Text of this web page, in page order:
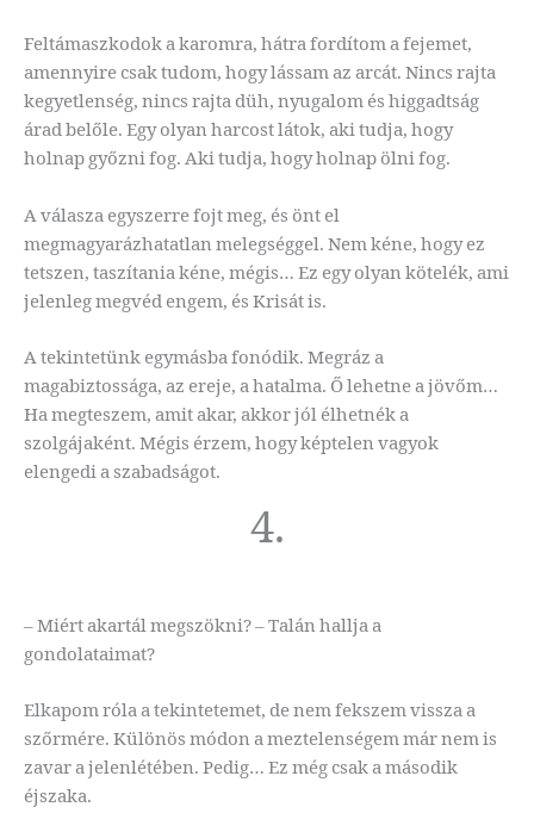
Feltámaszkodok a karomra, hátra fordítom a fejemet,
amennyire csak tudom, hogy lássam az arcát. Nincs rajta
kegyetlenség, nincs rajta düh, nyugalom és higgadtság
árad belőle. Egy olyan harcost látok, aki tudja, hogy
holnap győzni fog. Aki tudja, hogy holnap ölni fog.
A válasza egyszerre fojt meg, és önt el
megmagyarázhatatlan melegséggel. Nem kéne, hogy ez
tetszen, taszítania kéne, mégis… Ez egy olyan kötelék, ami
jelenleg megvéd engem, és Krisát is.
A tekintetünk egymásba fonódik. Megráz a
magabiztossága, az ereje, a hatalma. Ő lehetne a jövőm…
Ha megteszem, amit akar, akkor jól élhetnék a
szolgájaként. Mégis érzem, hogy képtelen vagyok
elengedi a szabadságot.
4.
– Miért akartál megszökni? – Talán hallja a
gondolataimat?
Elkapom róla a tekintetemet, de nem fekszem vissza a
szőrmére. Különös módon a meztelenségem már nem is
zavar a jelenlétében. Pedig… Ez még csak a második
éjszaka.